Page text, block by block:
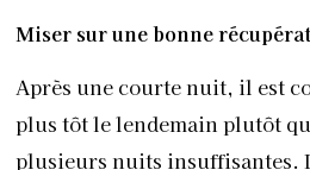
Miser sur une bonne
Après une courte nuit, il est
plus tôt le lendemain plutôt
plusieurs nuits insuffisantes.